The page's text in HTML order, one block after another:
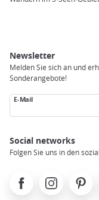
Newsletter
Melden Sie sich an und
Sonderangebote!
E-Mail
Social networks
Folgen Sie uns in den
FacebookInstagramPinterest